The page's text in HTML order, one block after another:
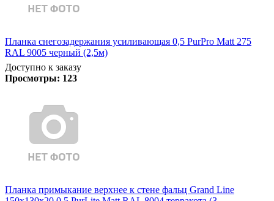
Планка снегозадержания усиливающая 0,5 PurPro Matt 275
RAL 9005 черный (2,5м)
Доступно к заказу
Просмотры: 123
Планка примыкание верхнее к стене фальц Grand Line